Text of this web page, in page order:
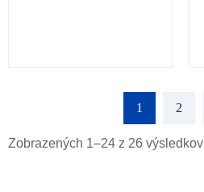
1 2
Zobrazených 1–24 z 26 výsledkov